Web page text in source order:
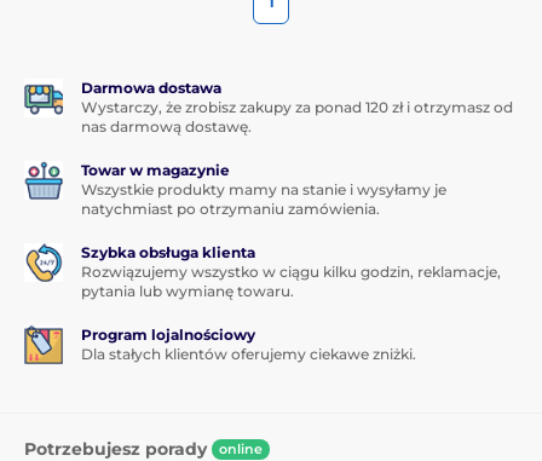
Darmowa dostawa
Wystarczy, że zrobisz zakupy za ponad 120 zł i otrzymasz od
nas darmową dostawę.
Towar w magazynie
Wszystkie produkty mamy na stanie i wysyłamy je
natychmiast po otrzymaniu zamówienia.
Szybka obsługa klienta
Rozwiązujemy wszystko w ciągu kilku godzin, reklamacje,
pytania lub wymianę towaru.
Program lojalnościowy
Dla stałych klientów oferujemy ciekawe zniżki.
Potrzebujesz porady online